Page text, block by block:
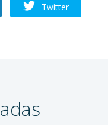
Twitter